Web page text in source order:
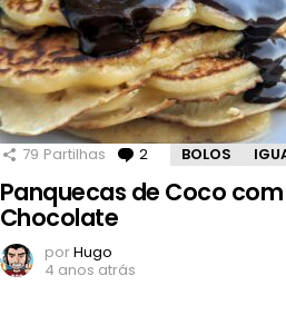
79 Partilhas 2 Comentários
BOLOS
Panquecas de Coco com
Chocolate
porHugo
4 anos atrás